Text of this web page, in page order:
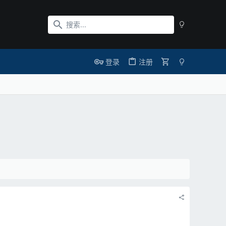
登录 注册